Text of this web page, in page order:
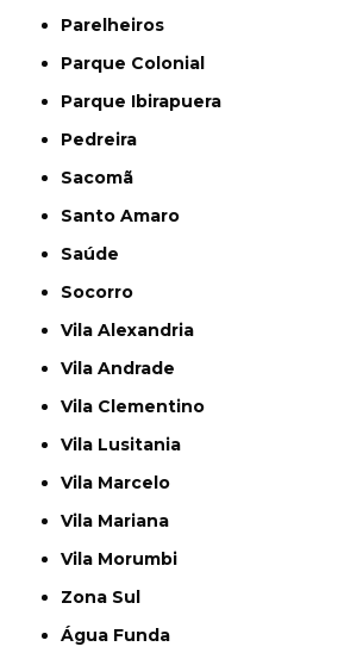
Parelheiros
Parque Colonial
Parque Ibirapuera
Pedreira
Sacomã
Santo Amaro
Saúde
Socorro
Vila Alexandria
Vila Andrade
Vila Clementino
Vila Lusitania
Vila Marcelo
Vila Mariana
Vila Morumbi
Zona Sul
Água Funda